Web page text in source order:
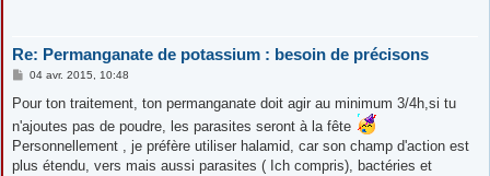
Re: Permanganate de potassium : besoin de précisons
M
s
a
e
04 avr. 2015, 10:48
Pour ton traitement, ton permanganate doit agir au minimum 3/4h,si tu
n'ajoutes pas de poudre, les parasites seront à la fête
Personnellement , je préfère utiliser halamid, car son champ d'action est
plus étendu, vers mais aussi parasites ( Ich compris), bactéries et